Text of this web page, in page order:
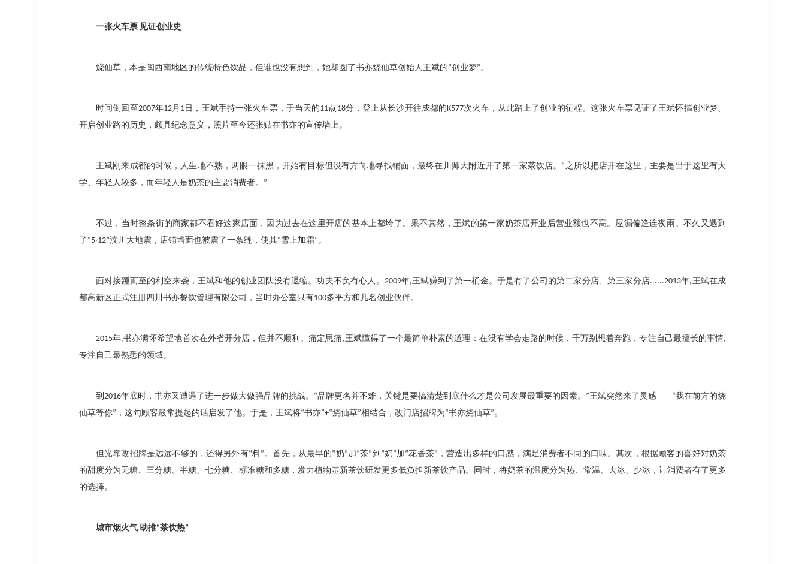
一张火车票 见证创业史
烧仙草，本是闽西南地区的传统特色饮品，但谁也没有想到，她却圆了书亦烧仙草创始人王斌的”创业梦”。
时间倒回至2007年12月 1 日，王斌手持一张火车票，于当天的11点 18分，登上从长沙开往成都的K577次火车，从此踏上了创业的征程。这张火车票见证了王斌怀揣创业梦、
开启创业路的历史，颇具纪念意义，照片至今还张贴在书亦的宣传墙上。
王斌刚来成都的时候，人生地不熟，两眼一抹黑，开始有目标但没有方向地寻找铺面，最终在川师大附近开了第一家茶饮店。 “之所以把店开在这里，主要是出于这里有大
学、年轻人较多，而年轻人是奶茶的主要消费者。 ”
不过，当时整条街的商家都不看好这家店面，因为过去在这里开店的基本上都垮了。果不其然，王斌的第一家奶茶店开业后营业额也不高。屋漏偏逢连夜雨。不久又遇到
了 “5·12”汶川大地震，店铺墙面也被震了一条缝，使其“雪上加霜”。
面对接踵而至的利空来袭，王斌和他的创业团队没有退缩。功夫不负有心人。 2009年,王斌赚到了第一桶金。于是有了公司的第二家分店、第三家分店......2013年,王斌在成
都高新区正式注册四川书亦餐饮管理有限公司，当时办公室只有100多平方和几名创业伙伴。
2015年,书亦满怀希望地首次在外省开分店，但并不顺利。痛定思痛 ,王斌懂得了一个最简单朴素的道理：在没有学会走路的时候，千万别想着奔跑，专注自己最擅长的事情,
专注自己最熟悉的领域。
到2016年底时，书亦又遭遇了进一步做大做强品牌的挑战。 “品牌更名并不难，关键是要搞清楚到底什么才是公司发展最重要的因素。 ”王斌突然来了灵感——“我在前方的烧
仙草等你” ，这句顾客最常提起的话启发了他。于是，王斌将“书亦”+“烧仙草”相结合，改门店招牌为“书亦烧仙草”。
但光靠改招牌是远远不够的，还得另外有“料”。首先，从最早的“奶”加“茶”到 “奶”加“花香茶” ，营造出多样的口感，满足消费者不同的口味。其次，根据顾客的喜好对奶茶
的甜度分为无糖、三分糖、半糖、七分糖、标准糖和多糖，发力植物基新茶饮研发更多低负担新茶饮产品。同时，将奶茶的温度分为热、常温、去冰、少冰，让消费者有了更多
的选择。
城市烟火气 助推“茶饮热”